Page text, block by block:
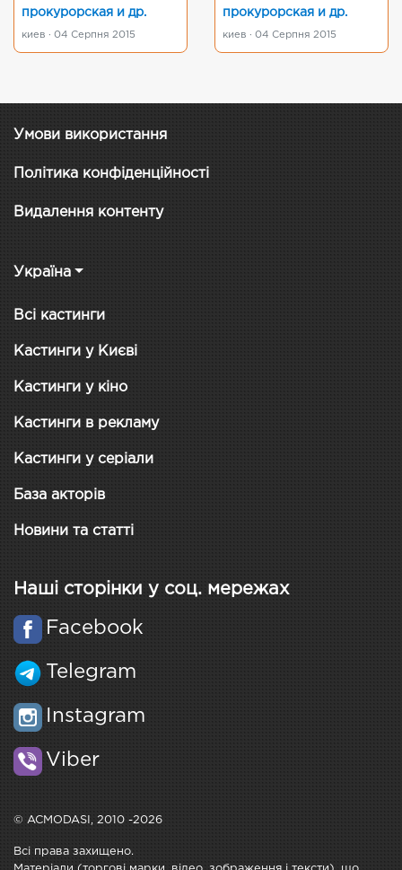
прокурорская и др.
киев · 04 Серпня 2015
прокурорская и др.
киев · 04 Серпня 2015
Умови використання
Політика конфіденційності
Видалення контенту
Україна
Всі кастинги
Кастинги у Києві
Кастинги у кіно
Кастинги в рекламу
Кастинги у серіали
База акторів
Новини та статті
Наші сторінки у соц. мережах
Facebook
Telegram
Instagram
Viber
© ACMODASI, 2010 -2026
Всі права захищено.